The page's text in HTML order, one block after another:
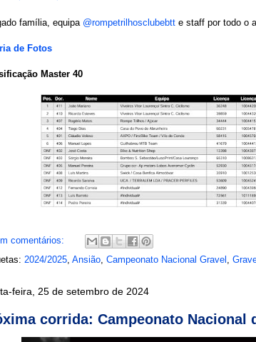
família, equipa @rompetrilhosclubebtt e staff por todo o
de Fotos
Master 40
comentários:
2024/2025, Ansião, Campeonato Nacional Gravel ,
feira, 25 de setembro de 2024
corrida: Campeonato Nacional